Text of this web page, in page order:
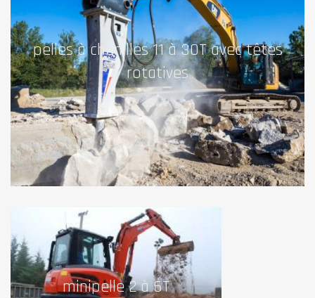
minipelle 2 à 6T
pelles à chenilles 11 à 30T avec têtes
rotatives